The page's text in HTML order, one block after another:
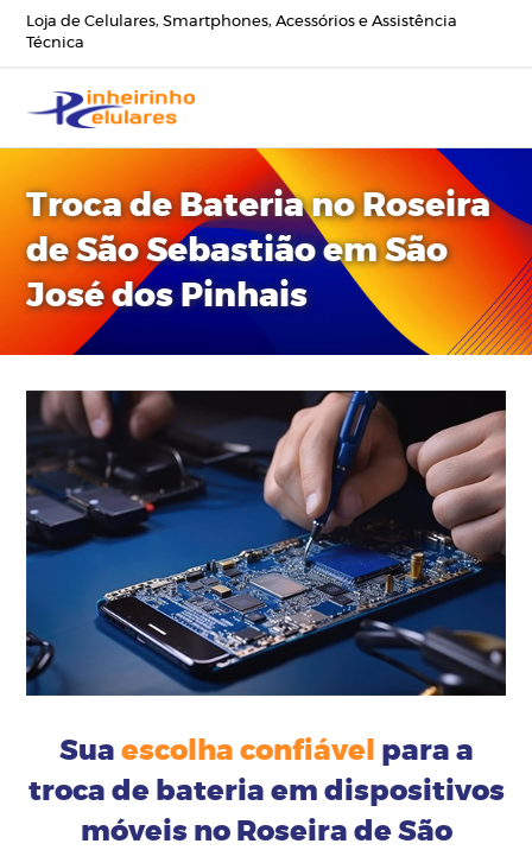
Loja de Celulares, Smartphones, Acessórios e Assistência
Técnica
Troca de Bateria no Roseira
de São Sebastião em São
José dos Pinhais
Sua escolha confiável para a
troca de bateria em dispositivos
móveis no Roseira de São